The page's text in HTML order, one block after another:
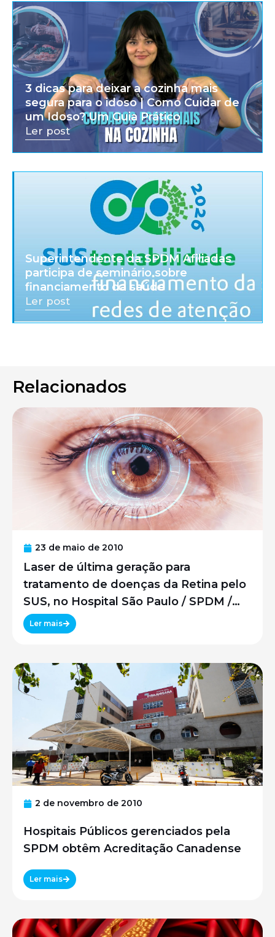
3 dicas para deixar a cozinha mais
segura para o idoso | Como Cuidar de
um Idoso? Um Guia Prático
Ler post
Superintendente da SPDM Afiliadas
participa de seminário sobre
financiamento da saúde
Ler post
Relacionados
23 de maio de 2010
Laser de última geração para
tratamento de doenças da Retina pelo
SUS, no Hospital São Paulo / SPDM /
UNIFESP
Ler mais
2 de novembro de 2010
Hospitais Públicos gerenciados pela
SPDM obtêm Acreditação Canadense
Ler mais